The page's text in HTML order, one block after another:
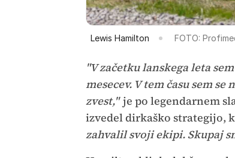
Lewis Hamilton FOTO:
"V začetku lanskega leta
mesecev. V tem času sem
zvest,"je po legendarnem
izvedel dirkaško strategijo,
zahvalil svoji ekipi. Skupaj